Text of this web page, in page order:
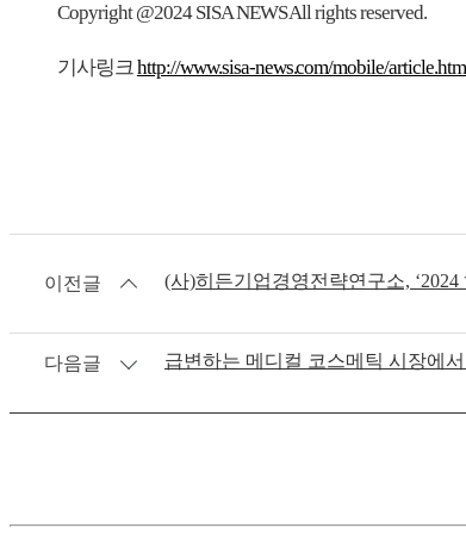
Copyright @2024 SISA NEWS All rights reserved.
기사링크http://www.sisa-news.com/mobile/
이전글 (사)히든기업경영전략연구소,
다음글 급변하는 메디컬 코스메틱 시장에